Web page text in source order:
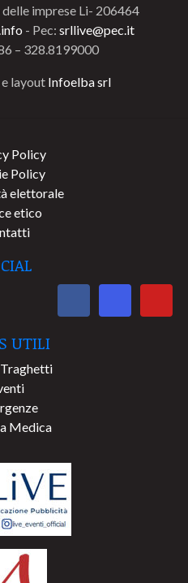
imprese Li- 206464
- Pec: srllive@pec.it
– 328.8199000
layout Infoelba srl
Policy
Policy
elettorale
etico
UTILI
Medica